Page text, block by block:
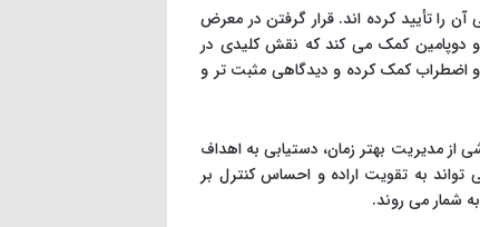
را تأیید کرده اند. قرار گرفتن در معرض
و دوپامین کمک می کند که نقش کلیدی در
اضطراب کمک کرده و دیدگاهی مثبت تر و
مدیریت بهتر زمان، دستیابی به اهداف
به تقویت اراده و احساس کنترل بر
شمار می روند.